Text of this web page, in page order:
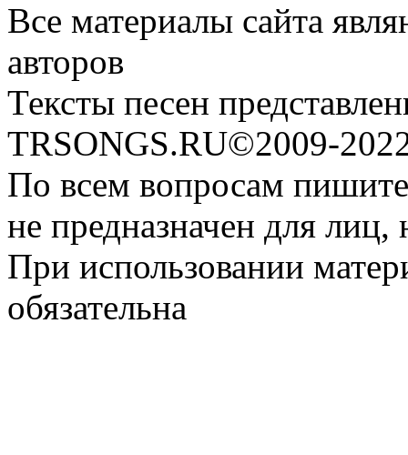
Все материалы сайта
авторов
Тексты песен
TRSONGS.RU©2009-
По всем вопросам
не предназначен для
При использовании
обязательна